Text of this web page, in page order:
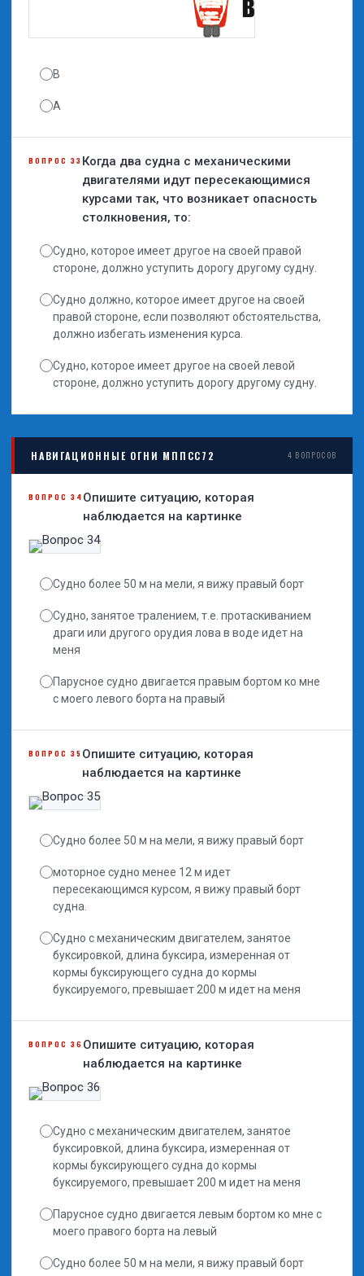
B
A
ВОПРОС 33 Когда два судна с механическими
двигателями идут пересекающимися
курсами так, что возникает опасность
столкновения, то:
Судно, которое имеет другое на своей правой
стороне, должно уступить дорогу другому судну.
Судно должно, которое имеет другое на своей
правой стороне, если позволяют обстоятельства,
должно избегать изменения курса.
Судно, которое имеет другое на своей левой
стороне, должно уступить дорогу другому судну.
НАВИГАЦИОННЫЕ ОГНИ МППСС72 4 ВОПРОСОВ
ВОПРОС 34 Опишите ситуацию, которая
наблюдается на картинке
Судно более 50 м на мели, я вижу правый борт
Судно, занятое тралением, т.е. протаскиванием
драги или другого орудия лова в воде идет на
меня
Парусное судно двигается правым бортом ко мне
с моего левого борта на правый
ВОПРОС 35 Опишите ситуацию, которая
наблюдается на картинке
Судно более 50 м на мели, я вижу правый борт
моторное судно менее 12 м идет
пересекающимся курсом, я вижу правый борт
судна.
Судно с механическим двигателем, занятое
буксировкой, длина буксира, измеренная от
кормы буксирующего судна до кормы
буксируемого, превышает 200 м идет на меня
ВОПРОС 36 Опишите ситуацию, которая
наблюдается на картинке
Судно с механическим двигателем, занятое
буксировкой, длина буксира, измеренная от
кормы буксирующего судна до кормы
буксируемого, превышает 200 м идет на меня
Парусное судно двигается левым бортом ко мне с
моего правого борта на левый
Судно более 50 м на мели, я вижу правый борт